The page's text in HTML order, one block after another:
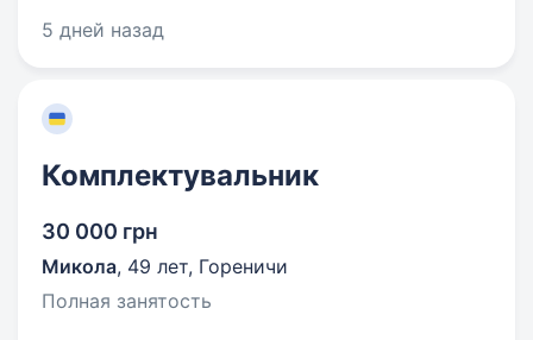
5 дней назад
Комплектувальник
30 000 грн
Микола, 49 лет, Гореничи
Полная занятость